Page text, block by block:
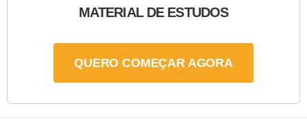
MATERIAL DE ESTUDOS
QUERO COMEÇAR AGORA